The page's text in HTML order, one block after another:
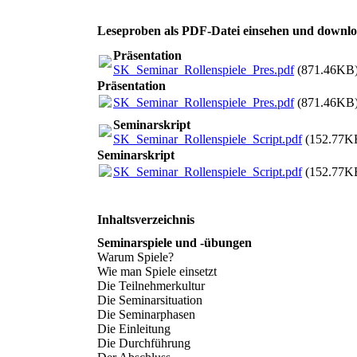
Leseproben als PDF-Datei einsehen und
Präsentation
SK_Seminar_Rollenspiele_Pres.pdf
Präsentation
SK_Seminar_Rollenspiele_Pres.pdf
Seminarskript
SK_Seminar_Rollenspiele_Script.pdf
Seminarskript
SK_Seminar_Rollenspiele_Script.pdf
Inhaltsverzeichnis
Seminarspiele und -übungen
Warum Spiele?
Wie man Spiele einsetzt
Die Teilnehmerkultur
Die Seminarsituation
Die Seminarphasen
Die Einleitung
Die Durchführung